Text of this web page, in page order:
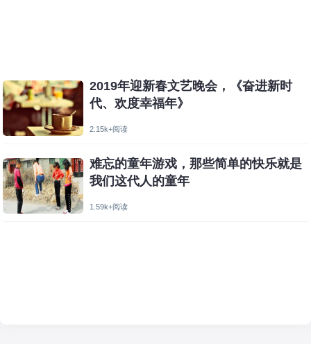
2019年迎新春文艺晚会，《奋进新时
代、欢度幸福年》
2.15k+阅读
难忘的童年游戏，那些简单的快乐就是
我们这代人的童年
1.59k+阅读